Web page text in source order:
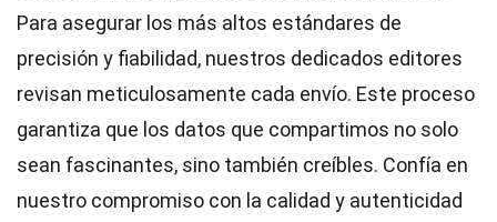
Para asegurar los más altos estándares de
precisión y fiabilidad, nuestros dedicados editores
revisan meticulosamente cada envío. Este proceso
garantiza que los datos que compartimos no solo
sean fascinantes, sino también creíbles. Confía en
nuestro compromiso con la calidad y autenticidad